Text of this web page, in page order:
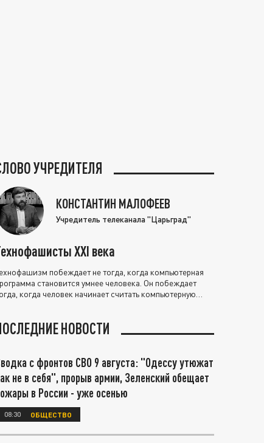
УЧРЕДИТЕЛЯ
КОНСТАНТИН МАЛОФЕЕВ
Учредитель телеканала "Царьград"
XXI века
побеждает не тогда, когда компьютерная
становится умнее человека. Он побеждает
когда человек начинает считать компьютерную
НОВОСТИ
с фронтов СВО 9 августа: "Одессу утюжат
не в себя", прорыв армии, Зеленский обещает
в России - уже осенью
08:30 ОБЩЕСТВО